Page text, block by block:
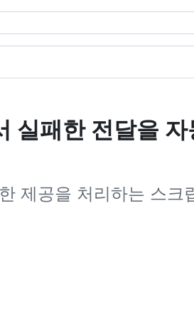
실패한 전달을
제공을 처리하는 스크